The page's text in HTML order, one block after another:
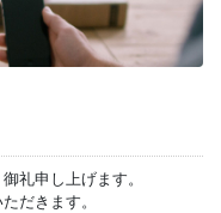
礼申し上げます。
だきます。